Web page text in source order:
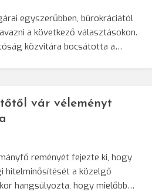
egyszerűbben, bürokráciától
a következő választásokon.
közvitára bocsátotta a…
vár véleményt
reményét fejezte ki, hogy
hitelminősítését a közelgő
hangsúlyozta, hogy mielőbb…